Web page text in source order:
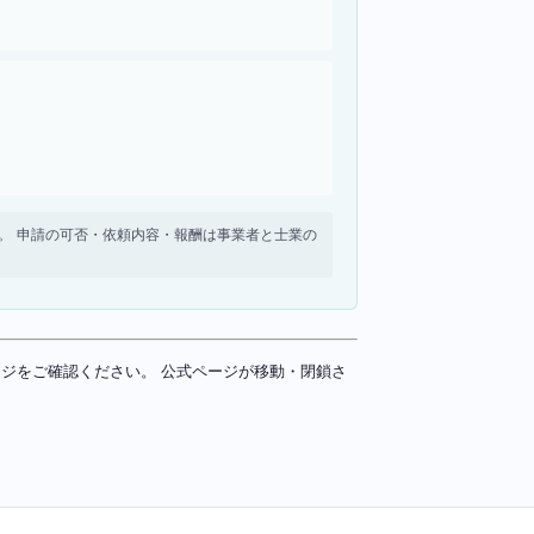
申請の可否・依頼内容・報酬は事業者と士業の
をご確認ください。 公式ページが移動・閉鎖さ